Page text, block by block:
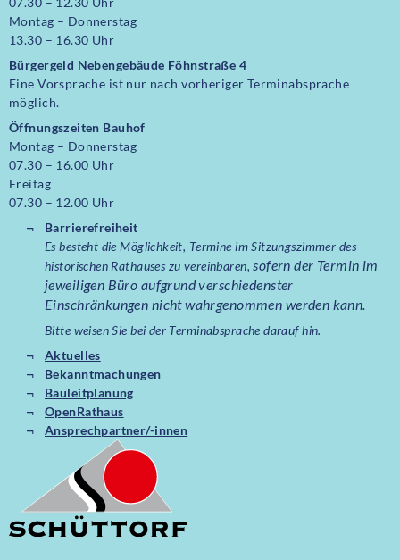
Montag – Donnerstag
13.30 – 16.30 Uhr
Bürgergeld Nebengebäude Föhnstraße 4
Eine Vorsprache ist nur nach vorheriger Terminabsprache
möglich.
Öffnungszeiten Bauhof
Montag – Donnerstag
07.30 – 16.00 Uhr
Freitag
07.30 – 12.00 Uhr
Barrierefreiheit
Es besteht die Möglichkeit, Termine im Sitzungszimmer des
historischen Rathauses zu vereinbaren,sofern der Termin im
jeweiligen Büro aufgrund verschiedenster
Einschränkungen nicht wahrgenommen werden kann.
Bitte weisen Sie bei der Terminabsprache darauf hin.
Aktuelles
Bekanntmachungen
Bauleitplanung
OpenRathaus
Ansprechpartner/-innen